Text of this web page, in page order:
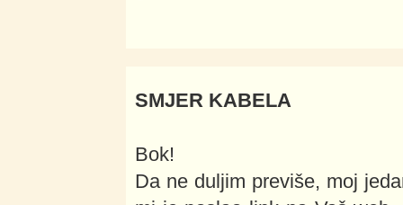
SMJER KABELA
Bok!
Da ne duljim previše, moj